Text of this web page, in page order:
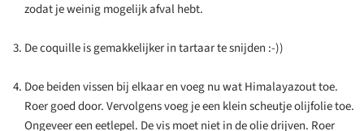
zodat je weinig mogelijk afval hebt.
De coquille is gemakkelijker in tartaar te snijden :-))
Doe beiden vissen bij elkaar en voeg nu wat Himalayazout toe.
Roer goed door. Vervolgens voeg je een klein scheutje olijfolie toe.
Ongeveer een eetlepel. De vis moet niet in de olie drijven. Roer